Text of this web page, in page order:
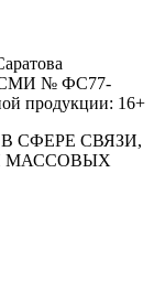
СМИ № ФС77-
продукции: 16+
СФЕРЕ СВЯЗИ,
МАССОВЫХ